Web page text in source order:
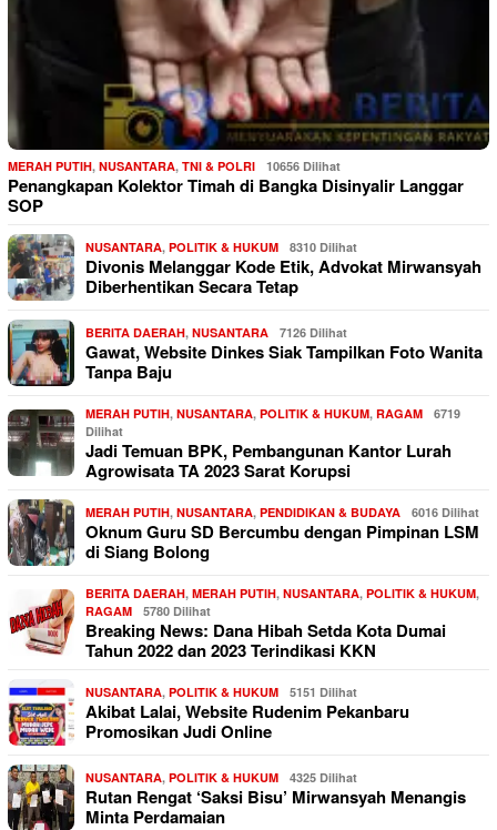
MERAH PUTIH, NUSANTARA, TNI & POLRI 10656 Dilihat
Penangkapan Kolektor Timah di Bangka Disinyalir Langgar
SOP
NUSANTARA, POLITIK & HUKUM 8310 Dilihat
Divonis Melanggar Kode Etik, Advokat Mirwansyah
Diberhentikan Secara Tetap
BERITA DAERAH, NUSANTARA 7126 Dilihat
Gawat, Website Dinkes Siak Tampilkan Foto Wanita
Tanpa Baju
MERAH PUTIH, NUSANTARA, POLITIK & HUKUM, RAGAM
6719
Dilihat
Jadi Temuan BPK, Pembangunan Kantor Lurah
Agrowisata TA 2023 Sarat Korupsi
MERAH PUTIH, NUSANTARA, PENDIDIKAN & BUDAYA 6016 Dilihat
Oknum Guru SD Bercumbu dengan Pimpinan LSM
di Siang Bolong
BERITA DAERAH, MERAH PUTIH, NUSANTARA, POLITIK & HUKUM,
RAGAM
5780 Dilihat
Breaking News: Dana Hibah Setda Kota Dumai
Tahun 2022 dan 2023 Terindikasi KKN
NUSANTARA, POLITIK & HUKUM 5151 Dilihat
Akibat Lalai, Website Rudenim Pekanbaru
Promosikan Judi Online
NUSANTARA, POLITIK & HUKUM 4325 Dilihat
Rutan Rengat ‘Saksi Bisu’ Mirwansyah Menangis
Minta Perdamaian